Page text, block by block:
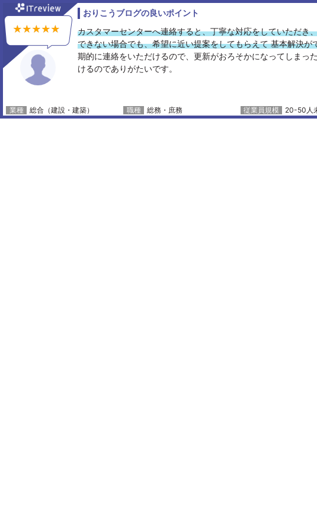
おりこうブログの良いポイント
カスタマーセンターへ連絡すると、丁寧な対応をしていただき
できない場合でも、希望に近い提案をしてもらえて 基本解決が
期的に連絡をいただけるので、更新がおろそかになってしまっ
けるのでありがたいです。
総合（建設・建築） 総務・庶務 20-50人